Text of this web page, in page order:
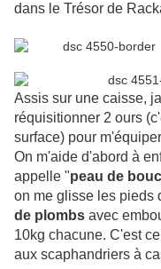
dans le Trésor de
Assis sur une caisse,
réquisitionner 2 ours
surface) pour
On m'aide d'abord à
appelle "peau de bouc
on me glisse les pieds
de plombs avec
10kg chacune. C'est
aux scaphandriers à